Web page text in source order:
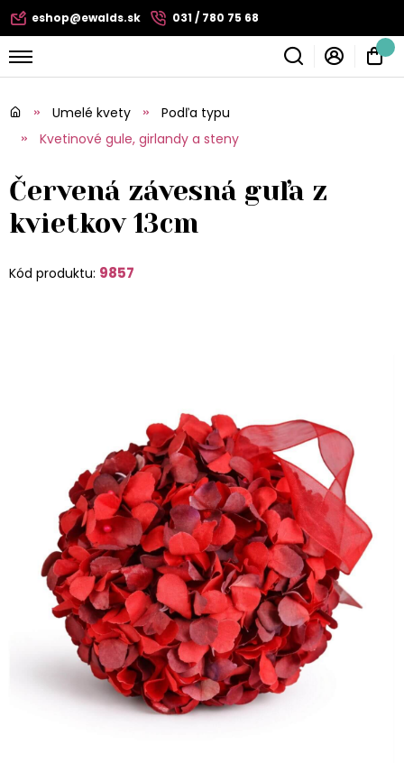
eshop@ewalds.sk 031 / 780 75 68
Umelé kvety
Podľa typu
Kvetinové gule, girlandy a steny
Červená závesná guľa z
kvietkov 13cm
Kód produktu: 9857